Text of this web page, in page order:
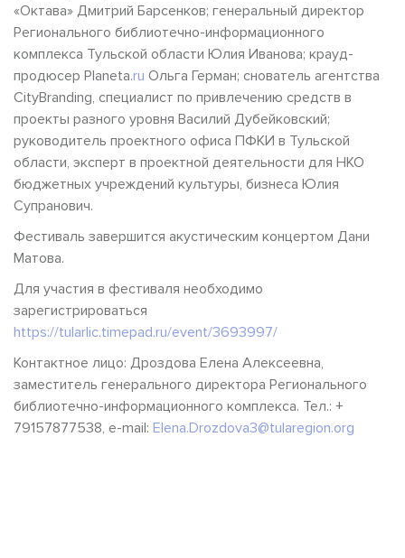
«Октава» Дмитрий Барсенков; генеральный директор
Регионального библиотечно-информационного
комплекса Тульской области Юлия Иванова; крауд-
продюсер Planeta.ru Ольга Герман; снователь агентства
CityBranding, специалист по привлечению средств в
проекты разного уровня Василий Дубейковский;
руководитель проектного офиса ПФКИ в Тульской
области, эксперт в проектной деятельности для НКО
бюджетных учреждений культуры, бизнеса Юлия
Супранович.
Фестиваль завершится акустическим концертом Дани
Матова.
Для участия в фестиваля необходимо
зарегистрироваться
https://tularlic.timepad.ru/event/3693997/
Контактное лицо: Дроздова Елена Алексеевна,
заместитель генерального директора Регионального
библиотечно-информационного комплекса. Тел.: +
79157877538, e-mail: Elena.Drozdova3@tularegion.org